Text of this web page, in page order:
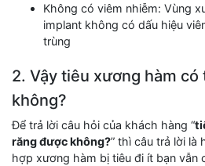
Không có viêm nhiễm: Vùng
implant không có dấu hiệu
trùng
2. Vậy tiêu xương hàm
không?
Để trả lời câu hỏi của khách hàng “
răng được không?” thì câu trả lời là
hợp xương hàm bị tiêu đi ít bạn vẫn